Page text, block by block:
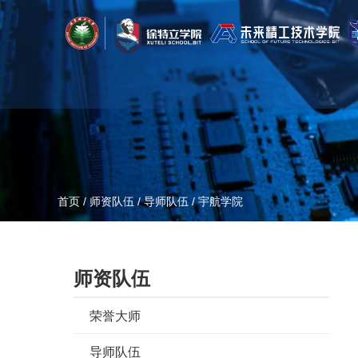
首页 /师资队伍/导师队伍/宇航学院
师资队伍
荣誉大师
导师队伍